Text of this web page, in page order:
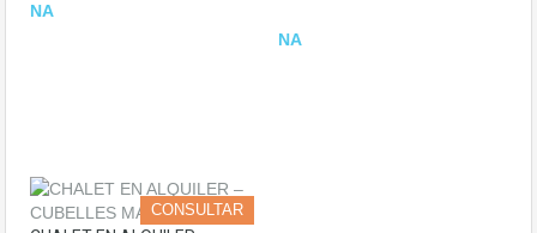
NA
NA
CONSULTAR